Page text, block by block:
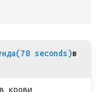
seconds)в
крови